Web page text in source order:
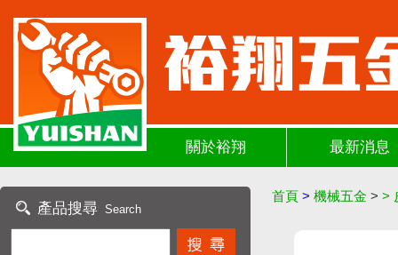
關於裕翔 最新消息
產品搜尋 Search
首頁 > 機械五金 > >